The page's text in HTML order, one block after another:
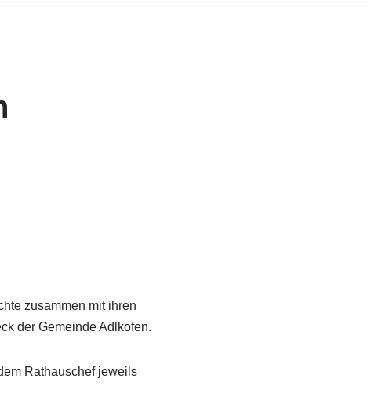
zusammen mit ihren
der Gemeinde Adlkofen.
Rathauschef jeweils